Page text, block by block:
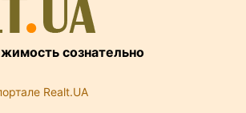
сознательно
Realt.UA